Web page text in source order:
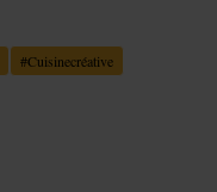
#Cuisinecréative